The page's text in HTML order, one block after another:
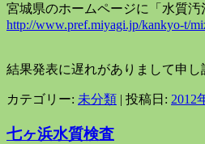
宮城県のホームページに「水質汚
http://www.pref.miyagi.jp/kankyo-t/
結果発表に遅れがありまして申し
カテゴリー: 未分類 | 投稿日: 2012
七ヶ浜水質検査